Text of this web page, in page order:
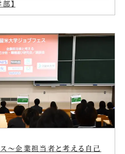
】
ス～企業担当者と考える自己